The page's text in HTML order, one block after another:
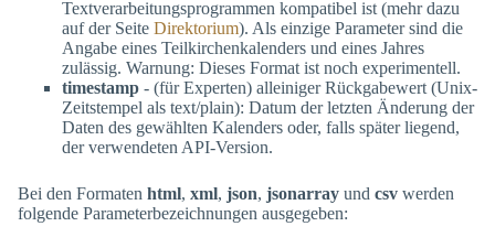
Textverarbeitungsprogrammen kompatibel ist (mehr dazu
auf der Seite Direktorium). Als einzige Parameter sind die
Angabe eines Teilkirchenkalenders und eines Jahres
zulässig. Warnung: Dieses Format ist noch experimentell.
timestamp - (für Experten) alleiniger Rückgabewert (Unix-
Zeitstempel als text/plain): Datum der letzten Änderung der
Daten des gewählten Kalenders oder, falls später liegend,
der verwendeten API-Version.
Bei den Formaten html, xml, json, jsonarray und csv werden
folgende Parameterbezeichnungen ausgegeben: